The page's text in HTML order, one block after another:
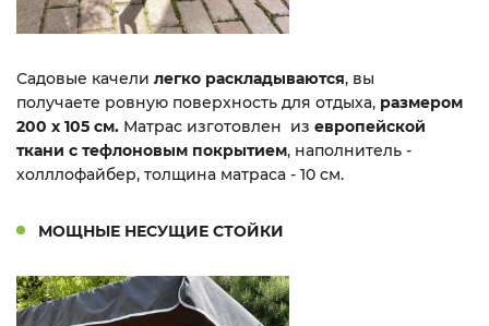
Садовые качели легко раскладываются, вы
получаете ровную поверхность для отдыха, размером
200 х 105 см. Матрас изготовлен из европейской
ткани с тефлоновым покрытием, наполнитель -
холллофайбер, толщина матраса - 10 см.
МОЩНЫЕ НЕСУЩИЕ СТОЙКИ